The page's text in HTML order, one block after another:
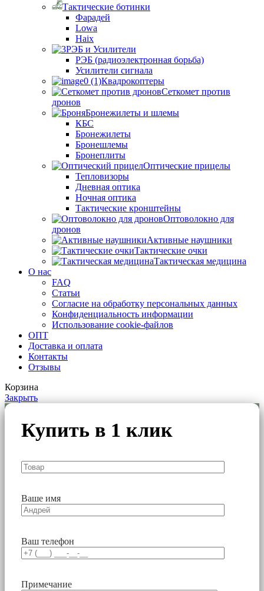
Тактические ботинки
Фарадей
Lowa
Haix
РЭБ и Усилители
РЭБ (радиоэлектронная борьба)
Усилители сигнала
Квадрокоптеры
Сеткомет против
дронов
Бронежилеты и шлемы
КБС
Бронежилеты
Бронешлемы
Бронеплиты
Оптические прицелы
Тепловизоры
Дневная оптика
Ночная оптика
Тактические кронштейны
Оптоволокно для
дронов
Активные наушники
Тактические очки
Тактическая медицина
О нас
FAQ
Статьи
Согласие на обработку персональных данных
Конфиденциальность информации
Использование cookie-файлов
ОПТ
Доставка и оплата
Контакты
Отзывы
Корзина
Закрыть
Купить в 1 клик
Ваше имя
Ваш телефон
Примечание